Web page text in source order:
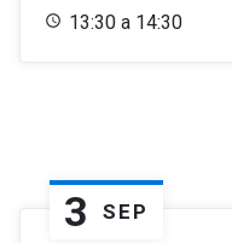
13:30 a 14:30
3 SEP